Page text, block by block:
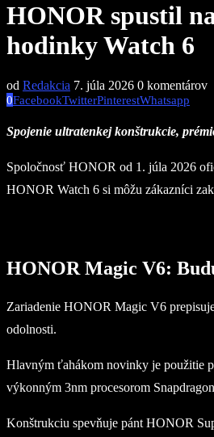
HONOR spustil
hodinky Watch 6
od Redakcia 7. júla 2026 0 komentárov
0FacebookTwitterPinterestWhatsapp
Spojenie ultratenkej konštrukcie,
Spoločnosť HONOR od 1. júla 2026
HONOR Watch 6 si môžu zákazníci
HONOR Magic V6:
Zariadenie HONOR Magic V6
odolnosti.
Hlavným ťahákom novinky je použitie
výkonným 3nm procesorom
Konštrukciu spevňuje pánt HONOR